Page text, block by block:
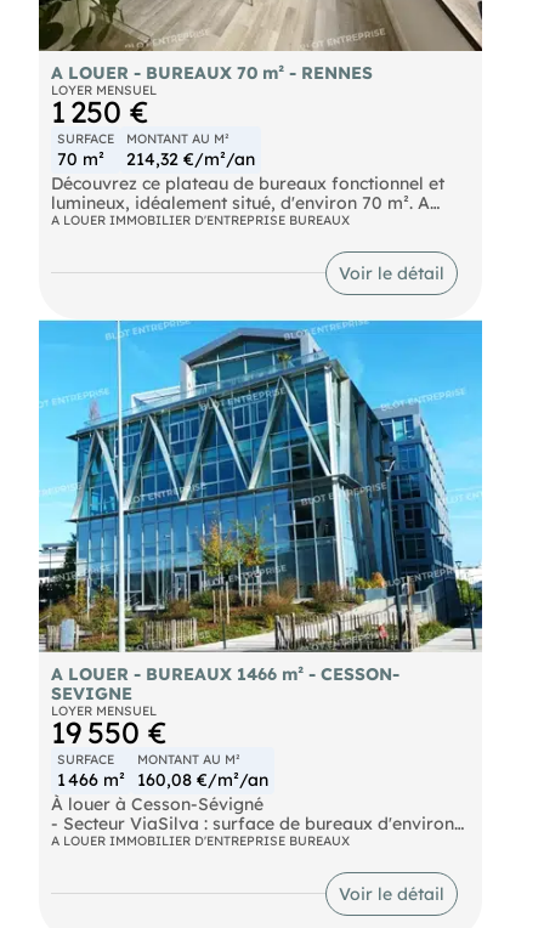
A LOUER - BUREAUX 70 m² - RENNES
LOYER MENSUEL
1 250 €
SURFACE
70 m²
MONTANT AU M²
214,32 €/m²/an
Découvrez ce plateau de bureaux fonctionnel et
lumineux, idéalement situé, d'environ 70 m². A
quelques pas de la Place des Lices et de toutes les
- 3 bureaux fermés, dont 1 bureau de belle taille.
- 1 autre pièce (actuellement salle reprographie)
Les locaux bénéficient du chauffage électrique, de
la fibre optique, d’une baie de brassage et d’un
interphone. Accès facile aux lignes de bus et
proximité immédiate du parking Chezy-Dinan. Une
opportunité à saisir ! Les informations sur les
risques naturels, miniers, ou technologiques,
auxquels ces biens sont exposés, sont disponibles
sur le site
A LOUER IMMOBILIER D'ENTREPRISE BUREAUX
Voir le détail
A LOUER - BUREAUX 1466 m² - CESSON-
SEVIGNE
LOYER MENSUEL
19 550 €
SURFACE
1 466 m²
MONTANT AU M²
160,08 €/m²/an
À louer à Cesson-Sévigné
- Secteur ViaSilva : surface de bureaux d'environ
1466.29 m² (QPPC incluse) regroupant le R+4 et le
comme suit : . salles de réunions, open-spaces,
bureaux fermés, .espace convivial avec accès à
une terrasse privative de 133 m², douches.
A LOUER IMMOBILIER D'ENTREPRISE BUREAUX
Voir le détail